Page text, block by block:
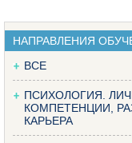
НАПРАВЛЕНИЯ
ВСЕ
ПСИХОЛОГИЯ.
КОМПЕТЕНЦИИ,
КАРЬЕРА